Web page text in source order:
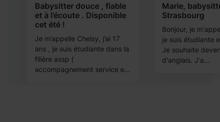
Babysitter douce , fiable
et à l’écoute . Disponible
cet été !
Je m’appelle Chelsy, j’ai 17
ans , je suis étudiante dans la
filière assp (
accompagnement service e...
Marie,
Strasbourg
Bonjour, je
je suis étudiante
Je souhaite
d'anglais. J'a...